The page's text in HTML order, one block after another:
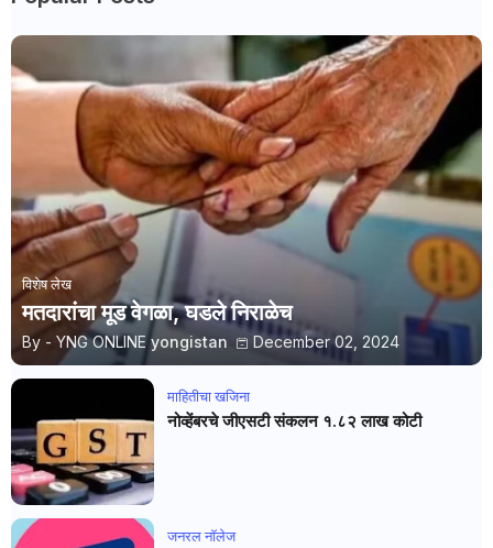
विशेष लेख
मतदारांचा मूड वेगळा, घडले निराळेच
By - YNG ONLINE yongistan December 02, 2024
माहितीचा खजिना
नोव्हेंबरचे जीएसटी संकलन १.८२ लाख कोटी
जनरल नाॅलेज